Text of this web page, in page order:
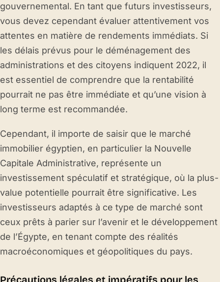
gouvernemental. En tant que futurs investisseurs,
vous devez cependant évaluer attentivement vos
attentes en matière de rendements immédiats. Si
les délais prévus pour le déménagement des
administrations et des citoyens indiquent 2022, il
est essentiel de comprendre que la rentabilité
pourrait ne pas être immédiate et qu’une vision à
long terme est recommandée.
Cependant, il importe de saisir que le marché
immobilier égyptien, en particulier la Nouvelle
Capitale Administrative, représente un
investissement spéculatif et stratégique, où la plus-
value potentielle pourrait être significative. Les
investisseurs adaptés à ce type de marché sont
ceux prêts à parier sur l’avenir et le développement
de l’Égypte, en tenant compte des réalités
macroéconomiques et géopolitiques du pays.
Précautions légales et impératifs pour les